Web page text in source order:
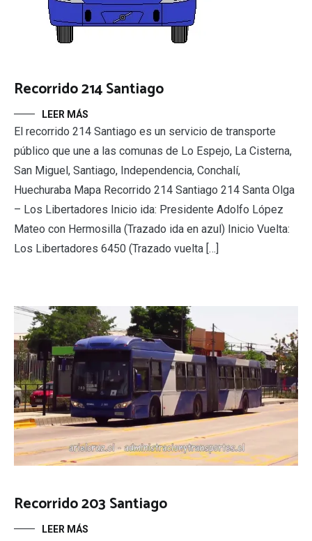
Recorrido 214 Santiago
LEER MÁS
El recorrido 214 Santiago es un servicio de transporte
público que une a las comunas de Lo Espejo, La Cisterna,
San Miguel, Santiago, Independencia, Conchalí,
Huechuraba Mapa Recorrido 214 Santiago 214 Santa Olga
– Los Libertadores Inicio ida: Presidente Adolfo López
Mateo con Hermosilla (Trazado ida en azul) Inicio Vuelta:
Los Libertadores 6450 (Trazado vuelta […]
Recorrido 203 Santiago
LEER MÁS